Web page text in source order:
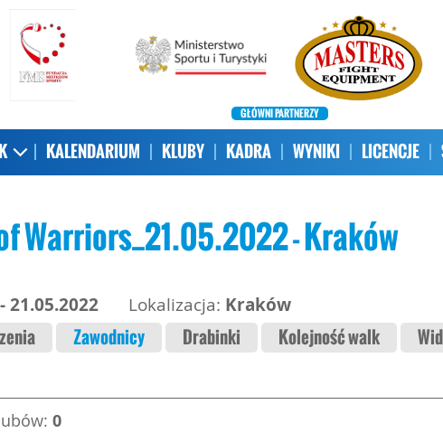
GŁÓWNI PARTNERZY
KALENDARIUM KLUBY KADRA WYNIKI LICENCJE
Warriors_21.05.2022 - Kraków
21.05.2022 Lokalizacja: Kraków
Zawodnicy Drabinki Kolejność walk
0